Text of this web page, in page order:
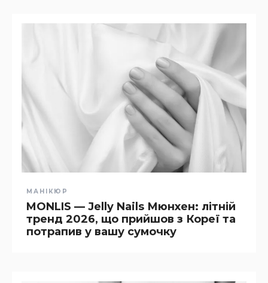
МАНІКЮР
MONLIS — Jelly Nails Мюнхен: літній
тренд 2026, що прийшов з Кореї та
потрапив у вашу сумочку